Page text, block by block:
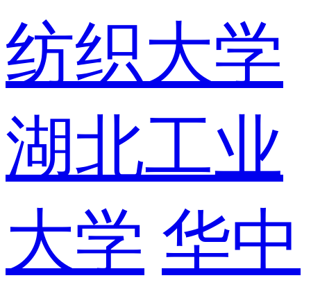
纺织大学
湖北工业
大学 华中